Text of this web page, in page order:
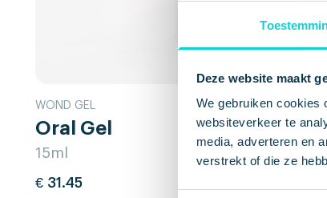
Deze website maakt
We gebruiken cookies
websiteverkeer te
media, adverteren en
verstrekt of die ze
WOND GEL
Oral Gel
15ml
€ 31.45